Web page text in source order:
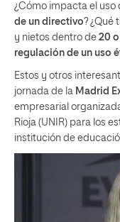
¿Cómo impacta el uso
de un directivo? ¿Qué
y nietos dentro de 20
regulación de un uso
Estos y otros
jornada de la Madrid
empresarial
Rioja (UNIR) para los
institución de